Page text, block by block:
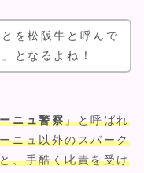
を松阪牛と呼んで
となるよね！
ニュ警察」と呼ばれ
ニュ以外のスパーク
、手酷く叱責を受け